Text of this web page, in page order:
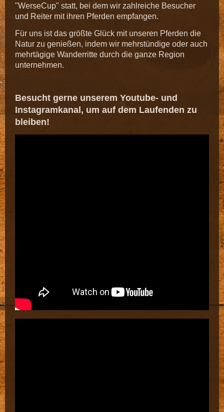
"WerseCup" statt, bei dem wir zahlreiche Besucher
und Reiter mit ihren Pferden empfangen.
Für uns ist das größte Glück mit unseren Pferden die
Natur zu genießen, indem wir mehrstündige oder auch
mehrtägige Wanderritte durch die ganze Region
unternehmen.
Besucht gerne unserem Youtube- und
Instagramkanal, um auf dem Laufenden zu
bleiben!